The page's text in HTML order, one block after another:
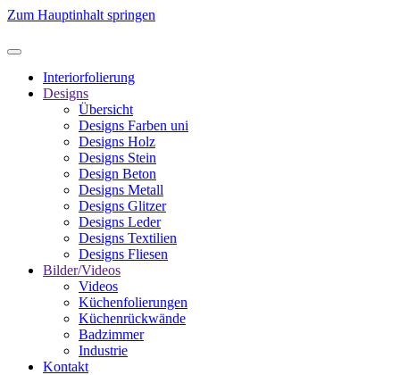
Zum Hauptinhalt springen
Interiorfolierung
Designs
Übersicht
Designs Farben uni
Designs Holz
Designs Stein
Design Beton
Designs Metall
Designs Glitzer
Designs Leder
Designs Textilien
Designs Fliesen
Bilder/Videos
Videos
Küchenfolierungen
Küchenrückwände
Badzimmer
Industrie
Kontakt